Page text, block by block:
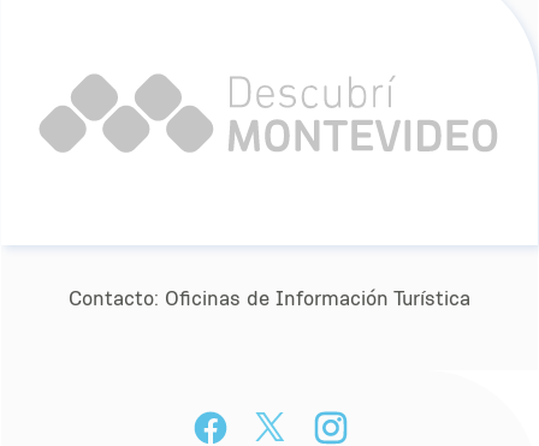
Contacto: Oﬁcinas de Información Turística